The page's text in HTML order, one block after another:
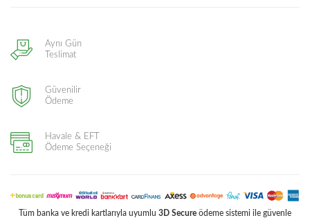
Aynı Gün
Teslimat
Güvenilir
Ödeme
Havale & EFT
Ödeme Seçeneği
Tüm banka ve kredi kartlarıyla uyumlu 3D Secure ödeme sistemi ile güvenle